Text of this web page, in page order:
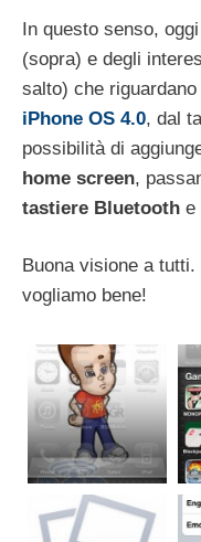
In questo senso,
(sopra) e degli
salto) che
iPhone OS 4.0, dal
possibilità di
home screen,
tastiere Bluetooth e
Buona visione a
vogliamo bene!